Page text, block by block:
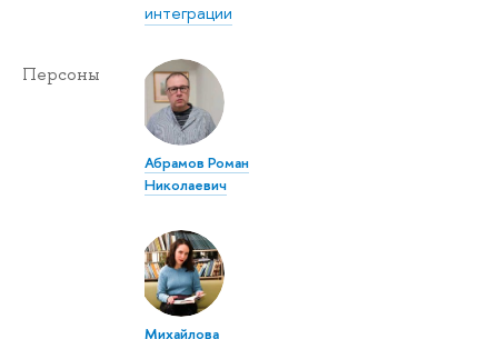
интеграции
Персоны
Абрамов Роман
Николаевич
Михайлова